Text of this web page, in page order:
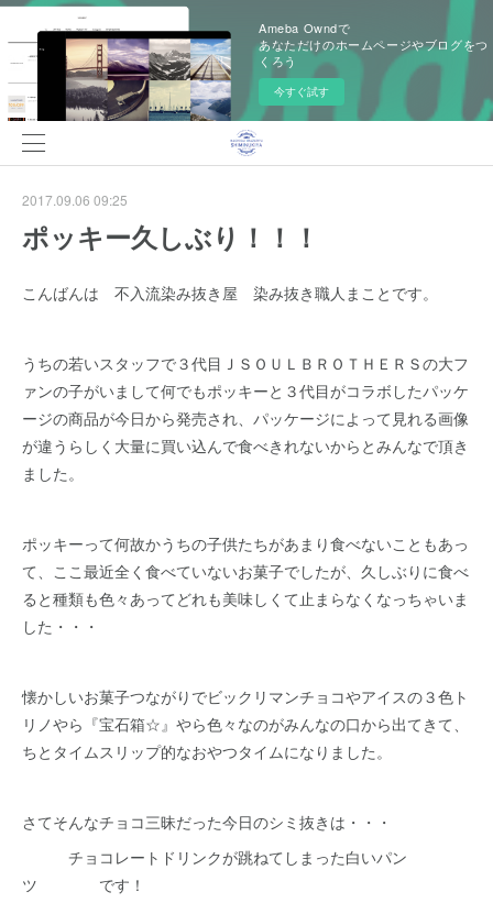
Ameba Owndで
あなただけのホームページやブログをつ
くろう
今すぐ試す
2017.09.06 09:25
ポッキー久しぶり！！！
こんばんは 不入流染み抜き屋 染み抜き職人まことです。
うちの若いスタッフで３代目ＪＳＯＵＬＢＲＯＴＨＥＲＳの大フ
ァンの子がいまして何でもポッキーと３代目がコラボしたパッケ
ージの商品が今日から発売され、パッケージによって見れる画像
が違うらしく大量に買い込んで食べきれないからとみんなで頂き
ました。
ポッキーって何故かうちの子供たちがあまり食べないこともあっ
て、ここ最近全く食べていないお菓子でしたが、久しぶりに食べ
ると種類も色々あってどれも美味しくて止まらなくなっちゃいま
した・・・
懐かしいお菓子つながりでビックリマンチョコやアイスの３色ト
リノやら『宝石箱☆』やら色々なのがみんなの口から出てきて、
ちとタイムスリップ的なおやつタイムになりました。
さてそんなチョコ三昧だった今日のシミ抜きは・・・
チョコレートドリンクが跳ねてしまった白いパン
ツ です！